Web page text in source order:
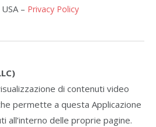
– Privacy Policy
di contenuti video
permette a questa Applicazione
all’interno delle proprie pagine.